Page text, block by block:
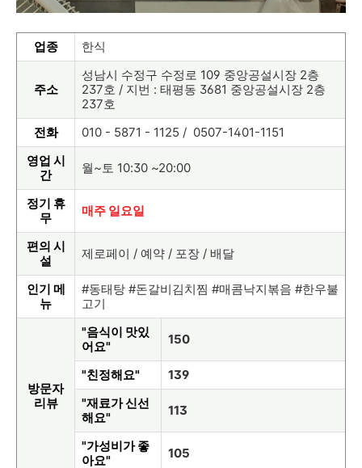
업종 한식
주소
성남시 수정구 수정로 109 중앙공설시장 2층
237호 / 지번 : 태평동 3681 중앙공설시장 2층
237호
전화
010 - 5871 - 1125 / 0507-1401-1151
영업 시
간
월~토 10:30 ~20:00
정기 휴
무
매주 일요일
편의 시
설
제로페이 / 예약 / 포장 / 배달
인기 메
뉴
#동태탕 #돈갈비김치찜 #매콤낙지볶음 #한우불
고기
방문자
리뷰
"음식이 맛있
어요"
150
"친정해요"
139
"재료가 신선
해요"
113
"가성비가 좋
아요"
105